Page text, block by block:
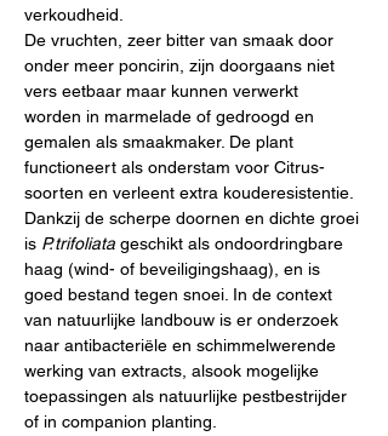
verkoudheid.
De vruchten, zeer bitter van smaak door
onder meer poncirin, zijn doorgaans niet
vers eetbaar maar kunnen verwerkt
worden in marmelade of gedroogd en
gemalen als smaakmaker. De plant
functioneert als onderstam voor Citrus-
soorten en verleent extra kouderesistentie.
Dankzij de scherpe doornen en dichte groei
is P. trifoliata geschikt als ondoordringbare
haag (wind- of beveiligingshaag), en is
goed bestand tegen snoei. In de context
van natuurlijke landbouw is er onderzoek
naar antibacteriële en schimmelwerende
werking van extracts, alsook mogelijke
toepassingen als natuurlijke pestbestrijder
of in companion planting.